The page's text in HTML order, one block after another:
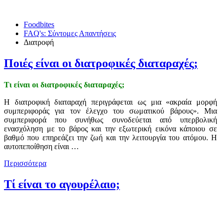
Foodbites
FAQ's: Σύντομες Απαντήσεις
Διατροφή
Ποιές είναι οι διατροφικές διαταραχές;
Τι είναι οι διατροφικές διαταραχές;
Η διατροφική διαταραχή περιγράφεται ως μια «ακραία μορφή
συμπεριφοράς για τον έλεγχο του σωματικού βάρους». Μια
συμπεριφορά που συνήθως συνοδεύεται από υπερβολική
ενασχόληση με το βάρος και την εξωτερική εικόνα κάποιου σε
βαθμό που επηρεάζει την ζωή και την λειτουργία του ατόμου. Η
αυτοπεποίθηση είναι …
Περισσότερα
Τί είναι το αγουρέλαιο;